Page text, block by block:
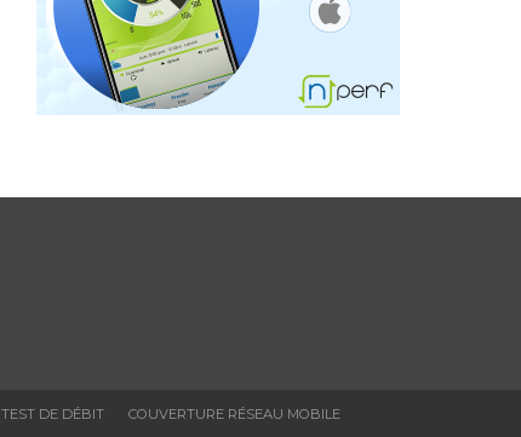
TEST DE DÉBIT
COUVERTURE RÉSEAU MOBILE